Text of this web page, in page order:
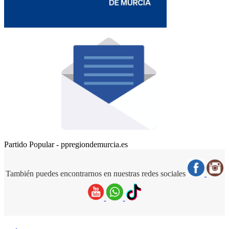
Partido Popular - ppregiondemurcia.es
También puedes encontrarnos en nuestras redes sociales